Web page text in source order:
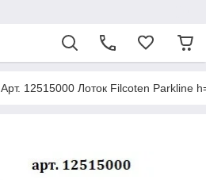
Арт. 12515000 Лоток Filcoten Parkline